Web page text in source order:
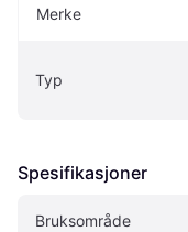
Merke
Typ
Spesifikasjoner
Bruksområde